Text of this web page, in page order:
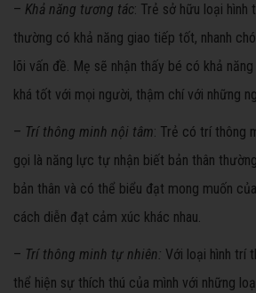
– Khả năng tương tác: Trẻ sở hữu loại hình
thường có khả năng giao tiếp tốt, nhanh
lõi vấn đề. Mẹ sẽ nhận thấy bé có khả
khá tốt với mọi người, thậm chí với những
– Trí thông minh nội tâm: Trẻ có trí thông
gọi là năng lực tự nhận biết bản thân
bản thân và có thể biểu đạt mong muốn
cách diễn đạt cảm xúc khác nhau.
– Trí thông minh tự nhiên: Với loại hình trí
thể hiện sự thích thú của mình với những